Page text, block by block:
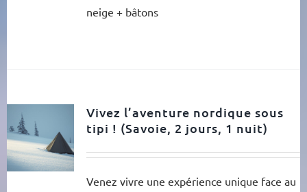
neige + bâtons
Vivez l’aventure nordique sous
tipi ! (Savoie, 2 jours, 1 nuit)
Venez vivre une expérience unique face au